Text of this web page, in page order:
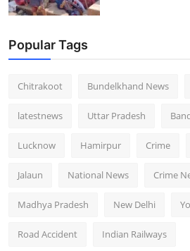
Popular Tags
Chitrakoot Bundelkhand News
latestnews Uttar Pradesh
Lucknow Hamirpur Crime
Jalaun National News Crime
Madhya Pradesh New Delhi
Road Accident Indian Railways